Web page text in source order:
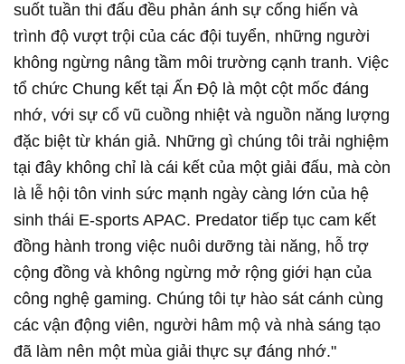
suốt tuần thi đấu đều phản ánh sự cống hiến và
trình độ vượt trội của các đội tuyển, những người
không ngừng nâng tầm môi trường cạnh tranh. Việc
tổ chức Chung kết tại Ấn Độ là một cột mốc đáng
nhớ, với sự cổ vũ cuồng nhiệt và nguồn năng lượng
đặc biệt từ khán giả. Những gì chúng tôi trải nghiệm
tại đây không chỉ là cái kết của một giải đấu, mà còn
là lễ hội tôn vinh sức mạnh ngày càng lớn của hệ
sinh thái E-sports APAC. Predator tiếp tục cam kết
đồng hành trong việc nuôi dưỡng tài năng, hỗ trợ
cộng đồng và không ngừng mở rộng giới hạn của
công nghệ gaming. Chúng tôi tự hào sát cánh cùng
các vận động viên, người hâm mộ và nhà sáng tạo
đã làm nên một mùa giải thực sự đáng nhớ."